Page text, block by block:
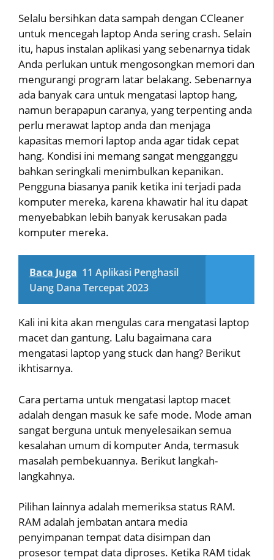
Selalu bersihkan data sampah dengan CCleaner
untuk mencegah laptop Anda sering crash. Selain
itu, hapus instalan aplikasi yang sebenarnya tidak
Anda perlukan untuk mengosongkan memori dan
mengurangi program latar belakang. Sebenarnya
ada banyak cara untuk mengatasi laptop hang,
namun berapapun caranya, yang terpenting anda
perlu merawat laptop anda dan menjaga
kapasitas memori laptop anda agar tidak cepat
hang. Kondisi ini memang sangat mengganggu
bahkan seringkali menimbulkan kepanikan.
Pengguna biasanya panik ketika ini terjadi pada
komputer mereka, karena khawatir hal itu dapat
menyebabkan lebih banyak kerusakan pada
komputer mereka.
Baca Juga 11 Aplikasi Penghasil
Uang Dana Tercepat 2023
Kali ini kita akan mengulas cara mengatasi laptop
macet dan gantung. Lalu bagaimana cara
mengatasi laptop yang stuck dan hang? Berikut
ikhtisarnya.
Cara pertama untuk mengatasi laptop macet
adalah dengan masuk ke safe mode. Mode aman
sangat berguna untuk menyelesaikan semua
kesalahan umum di komputer Anda, termasuk
masalah pembekuannya. Berikut langkah-
langkahnya.
Pilihan lainnya adalah memeriksa status RAM.
RAM adalah jembatan antara media
penyimpanan tempat data disimpan dan
prosesor tempat data diproses. Ketika RAM tidak